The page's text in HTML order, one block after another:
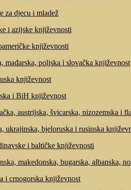
za djecu i mladež
i azijske književnosti
književnosti
mađarska, poljska i slovačka književnost
književnost
i BiH književnost
austrijska, švicarska, nizozemska i
ukrajinska, bjeloruska i rusinska
i baltičke književnosti
makedonska, bugarska, albanska,
i crnogorska književnost